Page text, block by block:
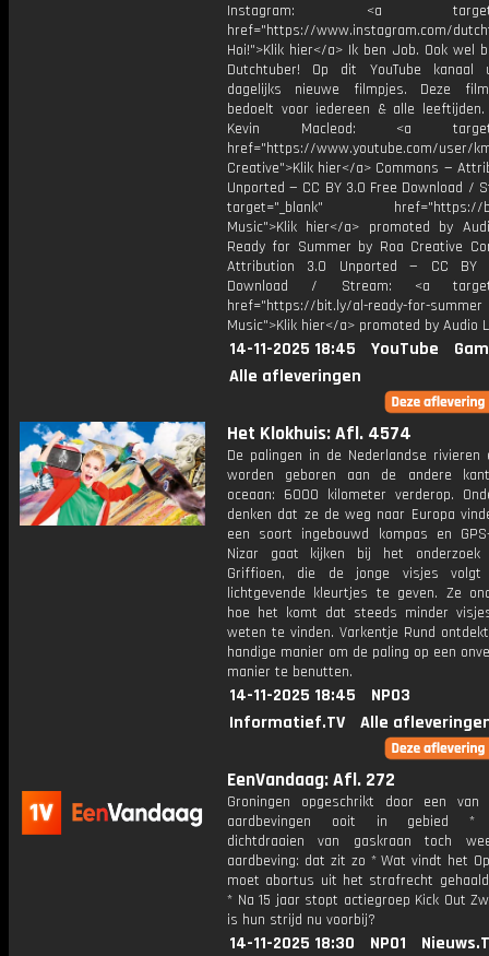
Instagram: <a
href="https://www.instagram.com/
Hoi!">Klik hier</a> Ik ben Job. Ook wel
Dutchtuber! Op dit YouTube kanaal
dagelijks nieuwe filmpjes. Deze
bedoelt voor iedereen & alle
Kevin Macleod: <a
href="https://www.youtube.com/user/
Creative">Klik hier</a> Commons —
Unported — CC BY 3.0 Free Download /
target="_blank" href="https://
Music">Klik hier</a> promoted by
Ready for Summer by Roa Creative
Attribution 3.0 Unported — CC BY
Download / Stream: <a
href="https://bit.ly/al-ready-for-summer
Music">Klik hier</a> promoted by Audio
14-11-2025 18:45 YouTube
Alle afleveringen
Het Klokhuis: Afl. 4574
De palingen in de Nederlandse rivieren
worden geboren aan de andere
oceaan: 6000 kilometer verderop.
denken dat ze de weg naar Europa
een soort ingebouwd kompas en
Nizar gaat kijken bij het onderzoek
Griffioen, die de jonge visjes
lichtgevende kleurtjes te geven. Ze
hoe het komt dat steeds minder
weten te vinden. Varkentje Rund
handige manier om de paling op een
manier te benutten.
14-11-2025 18:45
NPO3
Informatief.TV
Alle
EenVandaag: Afl. 272
Groningen opgeschrikt door een van
aardbevingen ooit in gebied *
dichtdraaien van gaskraan toch
aardbeving: dat zit zo * Wat vindt het
moet abortus uit het strafrecht
* Na 15 jaar stopt actiegroep Kick Out
is hun strijd nu voorbij?
14-11-2025 18:30 NPO1